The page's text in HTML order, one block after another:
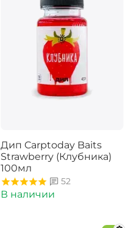
Дип Carptoday Baits
Strawberry (Клубника)
100мл
52
В наличии